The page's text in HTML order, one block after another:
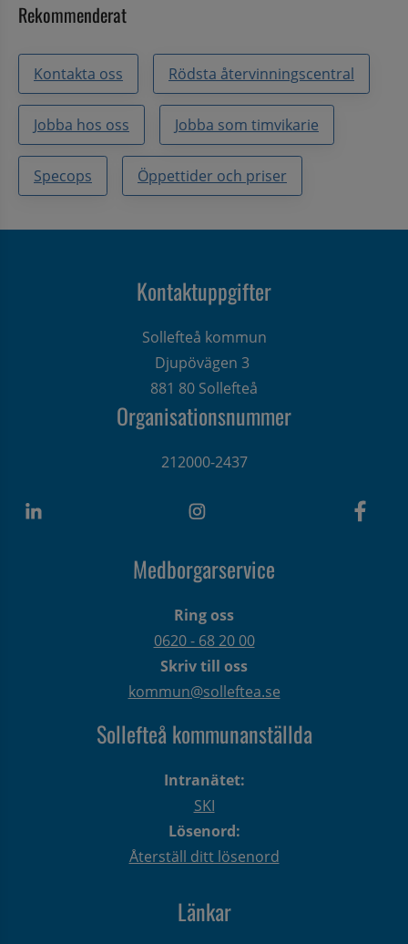
Rekommenderat
Kontakta oss Rödsta återvinningscentral
Jobba hos oss Jobba som timvikarie
Specops Öppettider och priser
Kontaktuppgifter
Sollefteå kommun
Djupövägen 3
881 80 Sollefteå
Organisationsnummer
212000-2437
Medborgarservice
Ring oss
0620 - 68 20 00
Skriv till oss
kommun@solleftea.se
Sollefteå kommunanställda
Intranätet:
SKI
Lösenord:
Återställ ditt lösenord
Länkar